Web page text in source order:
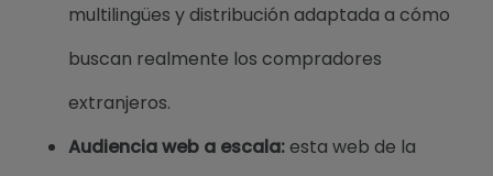
multilingües y distribución adaptada a cómo
buscan realmente los compradores
extranjeros.
Audiencia web a escala:esta web de la